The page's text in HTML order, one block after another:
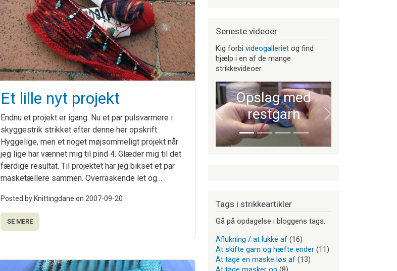
Et lille nyt projekt
Endnu et projekt er igang. Nu et par pulsvarmere i
skyggestrik strikket efter denne her opskrift.
Hyggelige, men et noget møjsommeligt projekt når
jeg lige har vænnet mig til pind 4. Glæder mig til det
færdige resultat. Til projektet har jeg bikset et par
masketællere sammen. Overraskende let og…
Posted by Knittingdane on 2007-09-20
SE MERE
Seneste videoer
Kig forbi videogalleriet og find
hjælp i en af de mange
strikkevideoer.
Opslag med
restgarn
Forrige Næste
Tags i strikkeartikler
Gå på opdagelse i bloggens tags.
Aflukning / at lukke af (16)
At skifte garn og hæfte ender (11)
At tage en maske løs af (13)